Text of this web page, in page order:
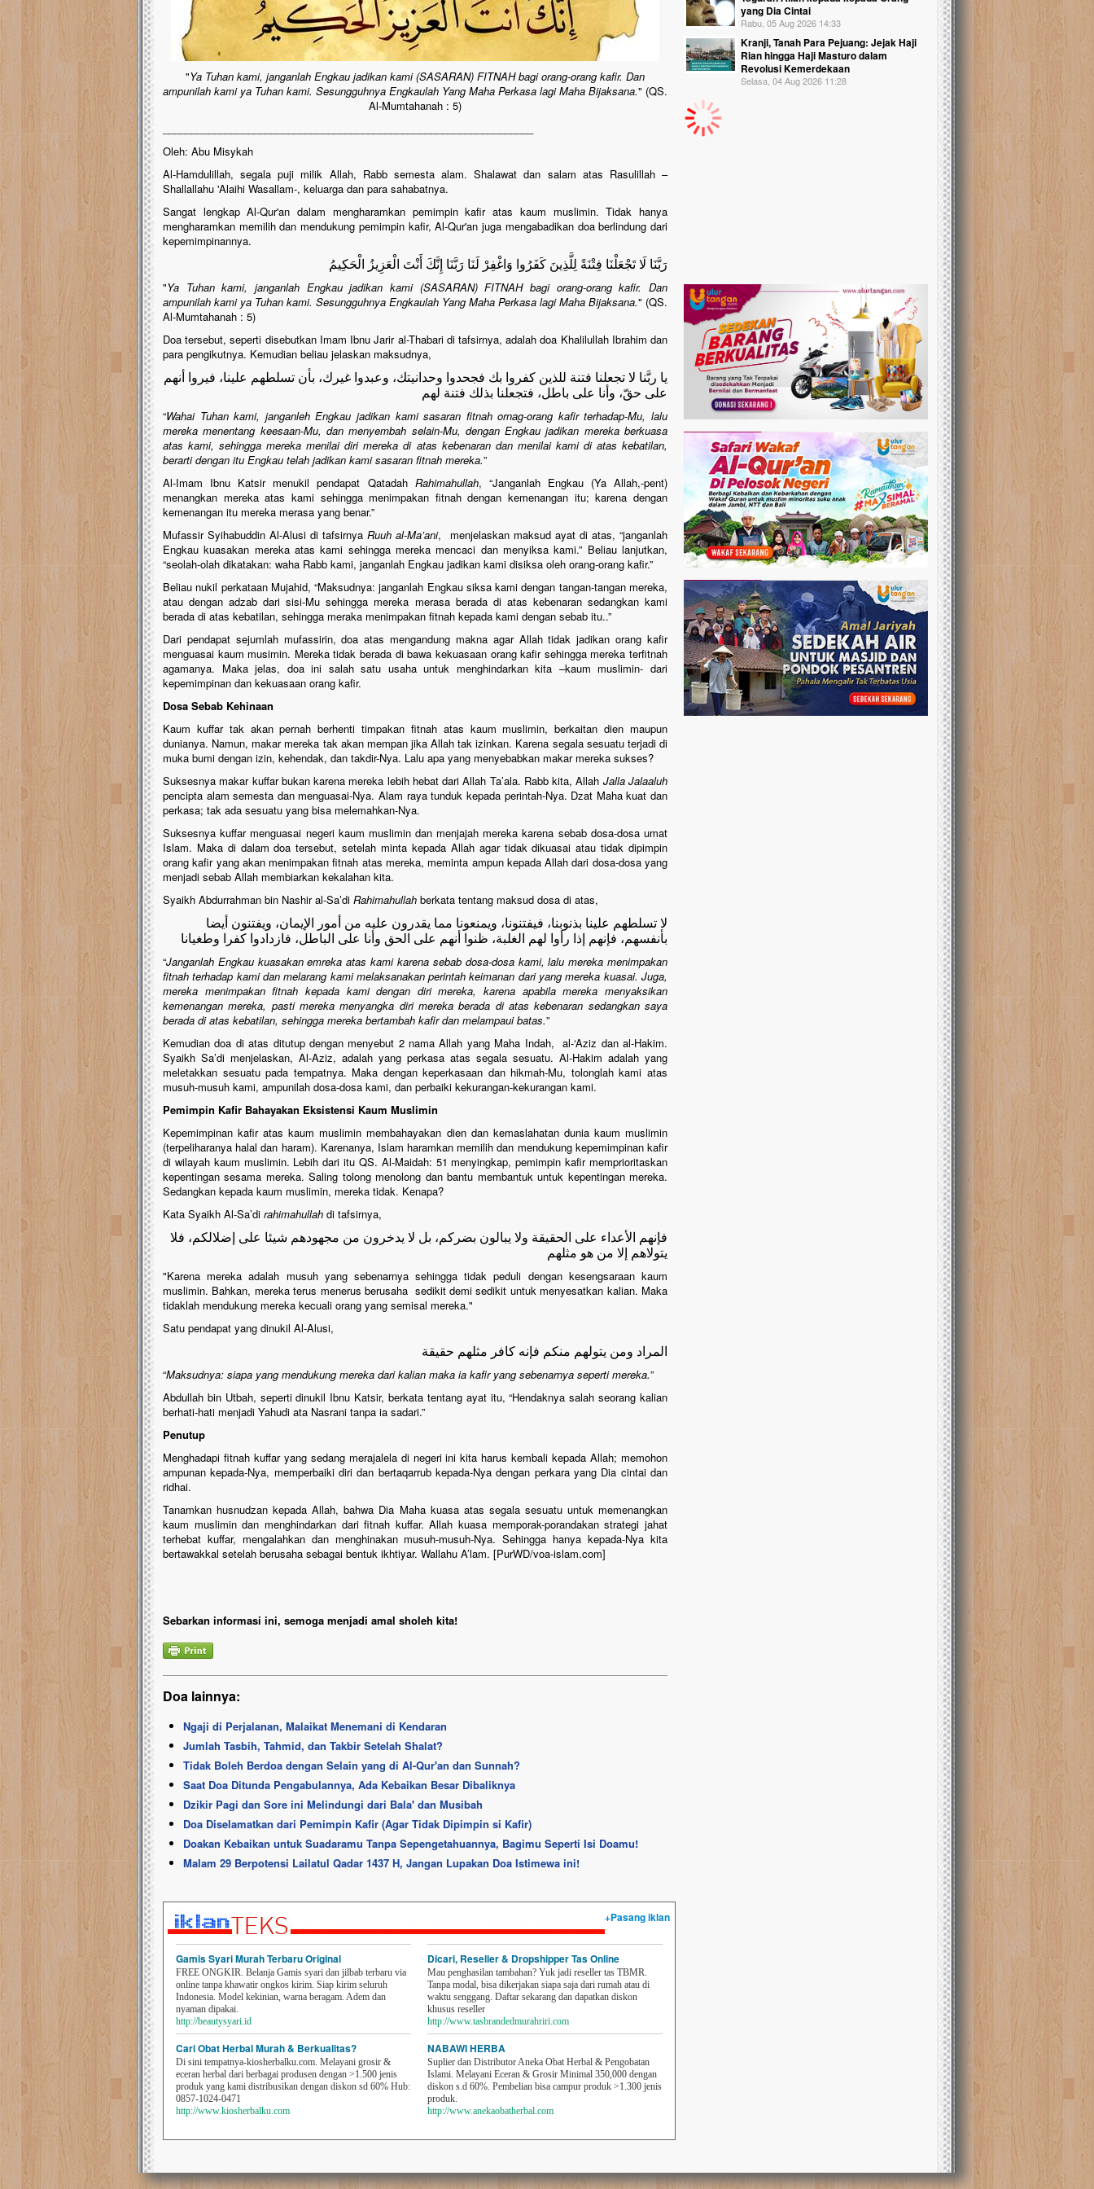
"Ya Tuhan kami, janganlah Engkau jadikan kami (SASARAN) FITNAH bagi orang-orang kafir. Dan
ampunilah kami ya Tuhan kami. Sesungguhnya Engkaulah Yang Maha Perkasa lagi Maha Bijaksana." (QS.
Al-Mumtahanah : 5)
Oleh: Abu Misykah
Al-Hamdulillah, segala puji milik Allah, Rabb semesta alam. Shalawat dan salam atas Rasulillah –
Shallallahu 'Alaihi Wasallam-, keluarga dan para sahabatnya.
Sangat lengkap Al-Qur'an dalam mengharamkan pemimpin kafir atas kaum muslimin. Tidak hanya
mengharamkan memilih dan mendukung pemimpin kafir, Al-Qur'an juga mengabadikan doa berlindung dari
kepemimpinannya.
رَبَّنَا لَا تَجْعَلْنَا فِتْنَةً لِلَّذِينَ كَفَرُوا وَاغْفِرْ لَنَا رَبَّنَا إِنَّكَ أَنْتَ الْعَزِيزُ الْحَكِيمُ
"Ya Tuhan kami, janganlah Engkau jadikan kami (SASARAN) FITNAH bagi orang-orang kafir. Dan
ampunilah kami ya Tuhan kami. Sesungguhnya Engkaulah Yang Maha Perkasa lagi Maha Bijaksana." (QS.
Al-Mumtahanah : 5)
Doa tersebut, seperti disebutkan Imam Ibnu Jarir al-Thabari di tafsirnya, adalah doa Khalilullah Ibrahim dan
para pengikutnya. Kemudian beliau jelaskan maksudnya,
يا ربَّنا لا تجعلنا فتنة للذين كفروا بك فجحدوا وحدانيتك، وعبدوا غيرك، بأن تسلطهم علينا، فيروا أنهم
على حقّ، وأنا على باطل، فتجعلنا بذلك فتنة لهم
“Wahai Tuhan kami, janganleh Engkau jadikan kami sasaran fitnah ornag-orang kafir terhadap-Mu, lalu
mereka menentang keesaan-Mu, dan menyembah selain-Mu, dengan Engkau jadikan mereka berkuasa
atas kami, sehingga mereka menilai diri mereka di atas kebenaran dan menilai kami di atas kebatilan,
berarti dengan itu Engkau telah jadikan kami sasaran fitnah mereka.”
Al-Imam Ibnu Katsir menukil pendapat Qatadah Rahimahullah, “Janganlah Engkau (Ya Allah,-pent)
menangkan mereka atas kami sehingga menimpakan fitnah dengan kemenangan itu; karena dengan
kemenangan itu mereka merasa yang benar.”
Mufassir Syihabuddin Al-Alusi di tafsirnyaRuuh al-Ma’ani, menjelaskan maksud ayat di atas, “janganlah
Engkau kuasakan mereka atas kami sehingga mereka mencaci dan menyiksa kami.” Beliau lanjutkan,
“seolah-olah dikatakan: waha Rabb kami, janganlah Engkau jadikan kami disiksa oleh orang-orang kafir.”
Beliau nukil perkataan Mujahid, “Maksudnya: janganlah Engkau siksa kami dengan tangan-tangan mereka,
atau dengan adzab dari sisi-Mu sehingga mereka merasa berada di atas kebenaran sedangkan kami
berada di atas kebatilan, sehingga meraka menimpakan fitnah kepada kami dengan sebab itu..”
Dari pendapat sejumlah mufassirin, doa atas mengandung makna agar Allah tidak jadikan orang kafir
menguasai kaum musimin. Mereka tidak berada di bawa kekuasaan orang kafir sehingga mereka terfitnah
agamanya. Maka jelas, doa ini salah satu usaha untuk menghindarkan kita –kaum muslimin- dari
kepemimpinan dan kekuasaan orang kafir.
Dosa Sebab Kehinaan
Kaum kuffar tak akan pernah berhenti timpakan fitnah atas kaum muslimin, berkaitan dien maupun
dunianya. Namun, makar mereka tak akan mempan jika Allah tak izinkan. Karena segala sesuatu terjadi di
muka bumi dengan izin, kehendak, dan takdir-Nya. Lalu apa yang menyebabkan makar mereka sukses?
Suksesnya makar kuffar bukan karena mereka lebih hebat dari Allah Ta’ala. Rabb kita, Allah Jalla Jalaaluh
pencipta alam semesta dan menguasai-Nya. Alam raya tunduk kepada perintah-Nya. Dzat Maha kuat dan
perkasa; tak ada sesuatu yang bisa melemahkan-Nya.
Suksesnya kuffar menguasai negeri kaum muslimin dan menjajah mereka karena sebab dosa-dosa umat
Islam. Maka di dalam doa tersebut, setelah minta kepada Allah agar tidak dikuasai atau tidak dipimpin
orang kafir yang akan menimpakan fitnah atas mereka, meminta ampun kepada Allah dari dosa-dosa yang
menjadi sebab Allah membiarkan kekalahan kita.
Syaikh Abdurrahman bin Nashir al-Sa’di Rahimahullah berkata tentang maksud dosa di atas,
لا تسلطهم علينا بذنوبنا، فيفتنونا، ويمنعونا مما يقدرون عليه من أمور الإيمان، ويفتنون أيضا
بأنفسهم، فإنهم إذا رأوا لهم الغلبة، ظنوا أنهم على الحق وأنا على الباطل، فازدادوا كفرا وطغيانا
“Janganlah Engkau kuasakan emreka atas kami karena sebab dosa-dosa kami, lalu mereka menimpakan
fitnah terhadap kami dan melarang kami melaksanakan perintah keimanan dari yang mereka kuasai. Juga,
mereka menimpakan fitnah kepada kami dengan diri mereka, karena apabila mereka menyaksikan
kemenangan mereka, pasti mereka menyangka diri mereka berada di atas kebenaran sedangkan saya
berada di atas kebatilan, sehingga mereka bertambah kafir dan melampaui batas.”
Kemudian doa di atas ditutup dengan menyebut 2 nama Allah yang Maha Indah, al-‘Aziz dan al-Hakim.
Syaikh Sa’di menjelaskan, Al-Aziz, adalah yang perkasa atas segala sesuatu. Al-Hakim adalah yang
meletakkan sesuatu pada tempatnya. Maka dengan keperkasaan dan hikmah-Mu, tolonglah kami atas
musuh-musuh kami, ampunilah dosa-dosa kami, dan perbaiki kekurangan-kekurangan kami.
Pemimpin Kafir Bahayakan Eksistensi Kaum Muslimin
Kepemimpinan kafir atas kaum muslimin membahayakan dien dan kemaslahatan dunia kaum muslimin
(terpeliharanya halal dan haram). Karenanya, Islam haramkan memilih dan mendukung kepemimpinan kafir
di wilayah kaum muslimin. Lebih dari itu QS. Al-Maidah: 51 menyingkap, pemimpin kafir memprioritaskan
kepentingan sesama mereka. Saling tolong menolong dan bantu membantuk untuk kepentingan mereka.
Sedangkan kepada kaum muslimin, mereka tidak. Kenapa?
Kata Syaikh Al-Sa’di rahimahullah di tafsirnya,
فإنهم الأعداء على الحقيقة ولا يبالون بضركم، بل لا يدخرون من مجهودهم شيئا على إضلالكم، فلا
يتولاهم إلا من هو مثلهم
"Karena mereka adalah musuh yang sebenarnya sehingga tidak peduli dengan kesengsaraan kaum
muslimin. Bahkan, mereka terus menerus berusaha sedikit demi sedikit untuk menyesatkan kalian. Maka
tidaklah mendukung mereka kecuali orang yang semisal mereka."
Satu pendapat yang dinukil Al-Alusi,
المراد ومن يتولهم منكم فإنه كافر مثلهم حقيقة
“Maksudnya: siapa yang mendukung mereka dari kalian maka ia kafir yang sebenarnya seperti mereka.”
Abdullah bin Utbah, seperti dinukil Ibnu Katsir, berkata tentang ayat itu, “Hendaknya salah seorang kalian
berhati-hati menjadi Yahudi ata Nasrani tanpa ia sadari.”
Penutup
Menghadapi fitnah kuffar yang sedang merajalela di negeri ini kita harus kembali kepada Allah; memohon
ampunan kepada-Nya, memperbaiki diri dan bertaqarrub kepada-Nya dengan perkara yang Dia cintai dan
ridhai.
Tanamkan husnudzan kepada Allah, bahwa Dia Maha kuasa atas segala sesuatu untuk memenangkan
kaum muslimin dan menghindarkan dari fitnah kuffar. Allah kuasa memporak-porandakan strategi jahat
terhebat kuffar, mengalahkan dan menghinakan musuh-musuh-Nya. Sehingga hanya kepada-Nya kita
bertawakkal setelah berusaha sebagai bentuk ikhtiyar. Wallahu A’lam. [PurWD/voa-islam.com]
Sebarkan informasi ini, semoga menjadi amal sholeh kita!
Doa lainnya:
Ngaji di Perjalanan, Malaikat Menemani di Kendaran
Jumlah Tasbih, Tahmid, dan Takbir Setelah Shalat?
Tidak Boleh Berdoa dengan Selain yang di Al-Qur'an dan Sunnah?
Saat Doa Ditunda Pengabulannya, Ada Kebaikan Besar Dibaliknya
Dzikir Pagi dan Sore ini Melindungi dari Bala' dan Musibah
Doa Diselamatkan dari Pemimpin Kafir (Agar Tidak Dipimpin si Kafir)
Doakan Kebaikan untuk Suadaramu Tanpa Sepengetahuannya, Bagimu Seperti Isi Doamu!
Malam 29 Berpotensi Lailatul Qadar 1437 H, Jangan Lupakan Doa Istimewa ini!
+Pasang iklan
Gamis Syari Murah Terbaru Original
FREE ONGKIR. Belanja Gamis syari dan jilbab terbaru via
online tanpa khawatir ongkos kirim. Siap kirim seluruh
Indonesia. Model kekinian, warna beragam. Adem dan
nyaman dipakai.
http://beautysyari.id
Cari Obat Herbal Murah & Berkualitas?
Di sini tempatnya-kiosherbalku.com. Melayani grosir &
eceran herbal dari berbagai produsen dengan >1.500 jenis
produk yang kami distribusikan dengan diskon sd 60% Hub:
0857-1024-0471
http://www.kiosherbalku.com
Dicari, Reseller & Dropshipper Tas Online
Mau penghasilan tambahan? Yuk jadi reseller tas TBMR.
Tanpa modal, bisa dikerjakan siapa saja dari rumah atau di
waktu senggang. Daftar sekarang dan dapatkan diskon
khusus reseller
http://www.tasbrandedmurahriri.com
NABAWI HERBA
Suplier dan Distributor Aneka Obat Herbal & Pengobatan
Islami. Melayani Eceran & Grosir Minimal 350,000 dengan
diskon s.d 60%. Pembelian bisa campur produk >1.300 jenis
produk.
http://www.anekaobatherbal.com
yang Dia Cintai
Rabu, 05 Aug 2026 14:33
Kranji, Tanah Para Pejuang: Jejak Haji
Rian hingga Haji Masturo dalam
Revolusi Kemerdekaan
Selasa, 04 Aug 2026 11:28